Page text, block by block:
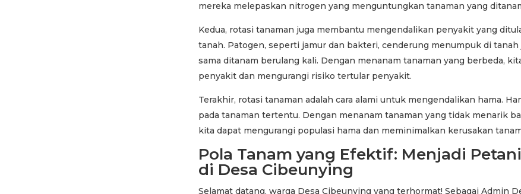
mereka melepaskan nitrogen yang menguntungkan tanaman yang
Kedua, rotasi tanaman juga membantu mengendalikan penyakit yang
tanah. Patogen, seperti jamur dan bakteri, cenderung menumpuk di tanah
sama ditanam berulang kali. Dengan menanam tanaman yang berbeda,
penyakit dan mengurangi risiko tertular penyakit.
Terakhir, rotasi tanaman adalah cara alami untuk mengendalikan hama.
pada tanaman tertentu. Dengan menanam tanaman yang tidak menarik
kita dapat mengurangi populasi hama dan meminimalkan kerusakan
Pola Tanam yang Efektif: Menjadi
di Desa Cibeunying
Selamat datang, warga Desa Cibeunying yang terhormat! Sebagai Admin